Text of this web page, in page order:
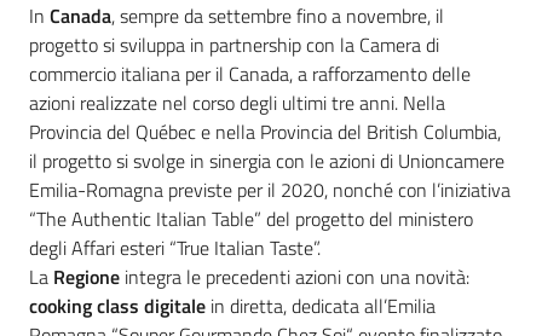
In Canada, sempre da settembre fino a novembre, il
progetto si sviluppa in partnership con la Camera di
commercio italiana per il Canada, a rafforzamento delle
azioni realizzate nel corso degli ultimi tre anni. Nella
Provincia del Québec e nella Provincia del British Columbia,
il progetto si svolge in sinergia con le azioni di Unioncamere
Emilia-Romagna previste per il 2020, nonché con l’iniziativa
“The Authentic Italian Table” del progetto del ministero
degli Affari esteri “True Italian Taste”.
La Regione integra le precedenti azioni con una novità:
cooking class digitale in diretta, dedicata all’Emilia